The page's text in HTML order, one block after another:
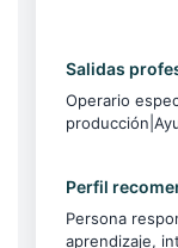
Salidas
Operario
Perfil
Persona
aprendizaje,